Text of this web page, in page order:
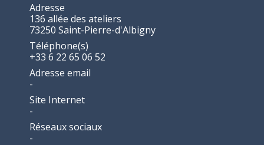
Adresse
136 allée des ateliers
73250 Saint-Pierre-d'Albigny
Téléphone(s)
+33 6 22 65 06 52
Adresse email
-
Site Internet
-
Réseaux sociaux
-